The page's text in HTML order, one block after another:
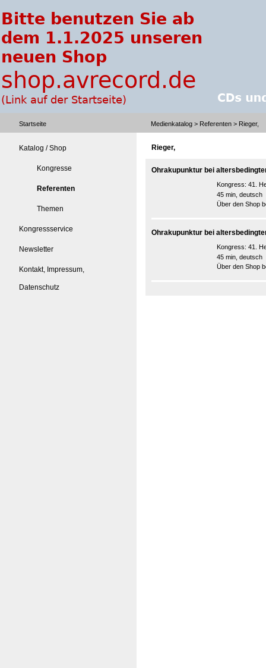
Startseite Medienkatalog > Referenten > Rieger,
Katalog / Shop
Kongresse
Referenten
Themen
Kongressservice
Newsletter
Kontakt, Impressum,
Datenschutz
Rieger,
Ohrakupunktur bei
Kongress: 41.
45 min, deutsch
Über den Shop
Ohrakupunktur bei
Kongress: 41.
45 min, deutsch
Über den Shop